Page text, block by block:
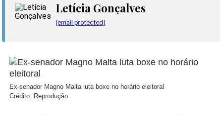
Letícia Gonçalves
[email protected]
Ex-senador Magno Malta luta boxe no horário eleitoral
Crédito: Reprodução